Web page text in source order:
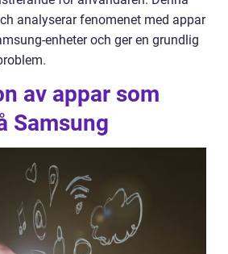
analyserar fenomenet med appar
enheter och ger en grundlig
av appar som
Samsung